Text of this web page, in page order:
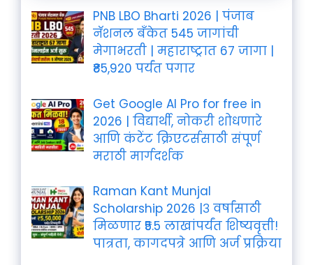
PNB LBO Bharti 2026 | पंजाब
नॅशनल बँकेत 545 जागांची
मेगाभरती | महाराष्ट्रात 67 जागा |
₹85,920 पर्यंत पगार
Get Google AI Pro for free in
2026 | विद्यार्थी, नोकरी शोधणारे
आणि कंटेंट क्रिएटर्ससाठी संपूर्ण
मराठी मार्गदर्शक
Raman Kant Munjal
Scholarship 2026 |३ वर्षांसाठी
मिळणार ₹5.5 लाखांपर्यंत शिष्यवृत्ती!
पात्रता, कागदपत्रे आणि अर्ज प्रक्रिया